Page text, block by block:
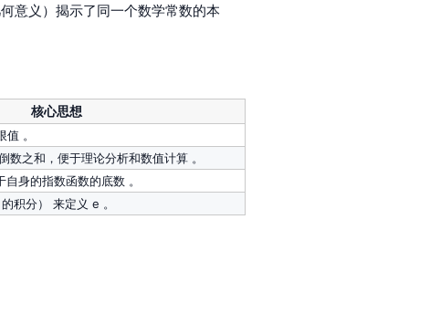
意义）揭示了同一个数学常数的本
核心思想
。
数之和，便于理论分析和数值计算 。
身的指数函数的底数 。
积分）​ 来定义 e 。